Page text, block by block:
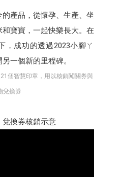
產品，從懷孕、生產、坐
寶寶，一起快樂長大。在
，成功的透過2023小腳ㄚ
一個新的里程碑。
個智慧印章，用以核銷闖關券與
兌換券
換券核銷示意